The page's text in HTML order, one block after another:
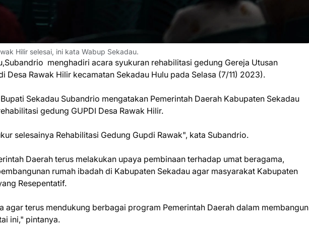
Hilir selesai, ini kata Wabup Sekadau.
menghadiri acara syukuran rehabilitasi gedung Gereja Utusan
Desa Rawak Hilir kecamatan Sekadau Hulu pada Selasa (7/11) 2023).
Sekadau Subandrio mengatakan Pemerintah Daerah Kabupaten Sekadau
gedung GUPDI Desa Rawak Hilir.
selesainya Rehabilitasi Gedung Gupdi Rawak", kata Subandrio.
Daerah terus melakukan upaya pembinaan terhadap umat beragama,
rumah ibadah di Kabupaten Sekadau agar masyarakat Kabupaten
Resepentatif.
agar terus mendukung berbagai program Pemerintah Daerah dalam membangun
ini," pintanya.